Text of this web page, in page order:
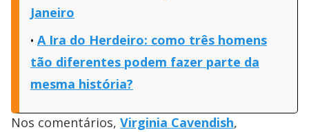
Janeiro
A Ira do Herdeiro: como três homens
tão diferentes podem fazer parte da
mesma história?
Nos comentários, Virginia Cavendish,